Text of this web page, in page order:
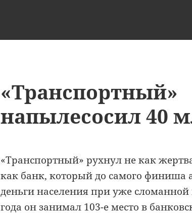
«Транспортный»
напылесосил 40
«Транспортный» рухнул не как
как банк, который до самого финиша
деньги населения при уже
года он занимал 103-е место в